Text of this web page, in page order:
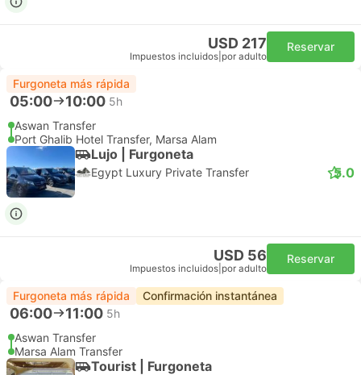
USD 217
Impuestos incluidos por adulto
Reservar
Furgoneta más rápida
05:00 10:00 5h
Aswan Transfer
Port Ghalib Hotel Transfer, Marsa Alam
Lujo | Furgoneta
Egypt Luxury Private Transfer 5.0
USD 56
Impuestos incluidos por adulto
Reservar
Furgoneta más rápida Confirmación instantánea
06:00 11:00 5h
Aswan Transfer
Marsa Alam Transfer
Tourist | Furgoneta